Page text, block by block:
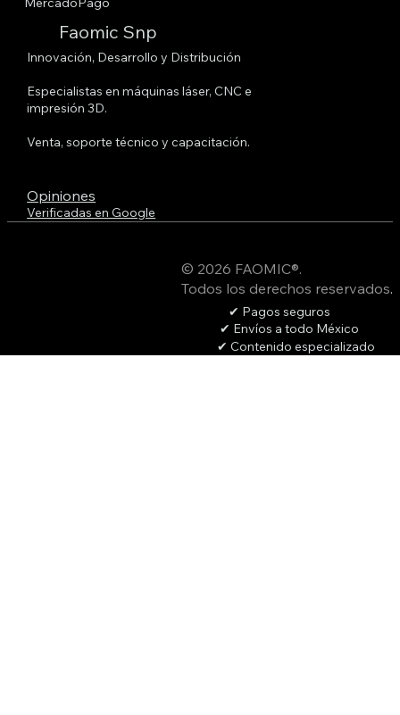
Faomic Snp
Innovación, Desarrollo y Distribución
Especialistas en máquinas láser, CNC e
impresión 3D.
Venta, soporte técnico y capacitación.
Opiniones
Verificadas en Google
© 2026 FAOMIC®.
Todos los derechos reservados.
✔ Pagos seguros
✔ Envíos a todo México
✔ Contenido especializado